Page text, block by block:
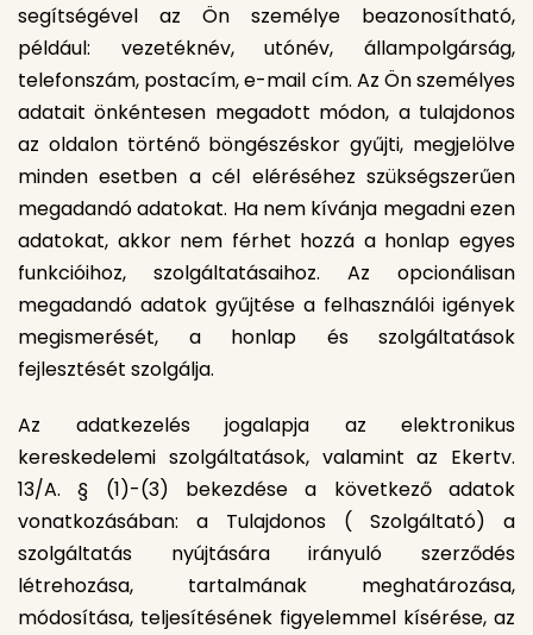
segítségével az Ön személye beazonosítható,
például: vezetéknév, utónév, állampolgárság,
telefonszám, postacím, e-mail cím. Az Ön személyes
adatait önkéntesen megadott módon, a tulajdonos
az oldalon történő böngészéskor gyűjti, megjelölve
minden esetben a cél eléréséhez szükségszerűen
megadandó adatokat. Ha nem kívánja megadni ezen
adatokat, akkor nem férhet hozzá a honlap egyes
funkcióihoz, szolgáltatásaihoz. Az opcionálisan
megadandó adatok gyűjtése a felhasználói igények
megismerését, a honlap és szolgáltatások
fejlesztését szolgálja.
Az adatkezelés jogalapja az elektronikus
kereskedelemi szolgáltatások, valamint az Ekertv.
13/A. § (1)-(3) bekezdése a következő adatok
vonatkozásában: a Tulajdonos ( Szolgáltató) a
szolgáltatás nyújtására irányuló szerződés
létrehozása, tartalmának meghatározása,
módosítása, teljesítésének figyelemmel kísérése, az